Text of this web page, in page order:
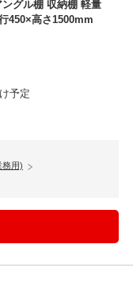
ングル棚 収納棚 軽量
450×高さ1500mm
予定
務用)